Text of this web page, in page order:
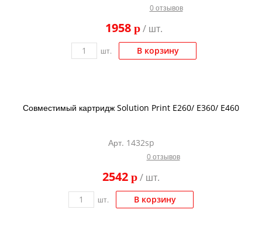
0 отзывов
1958 p/ шт.
шт. В корзину
Совместимый картридж Solution Print E260/ E360/ E460
Арт. 1432sp
0 отзывов
2542 p/ шт.
шт. В корзину